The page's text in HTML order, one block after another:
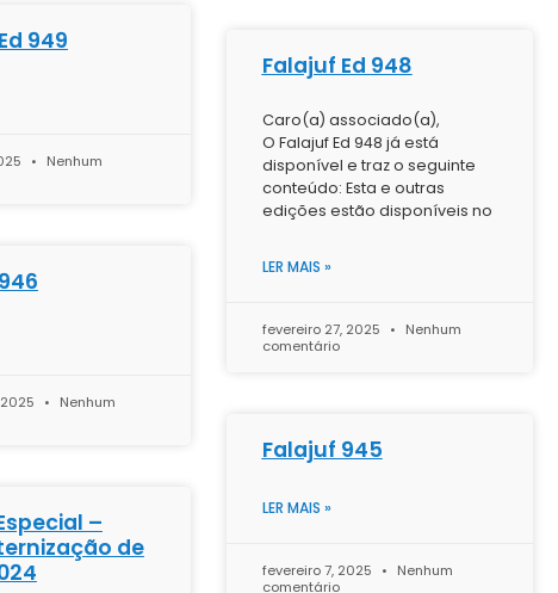
949
Nenhum
Falajuf Ed 948
Caro(a) associado(a),
O Falajuf Ed 948 já está
disponível e traz o seguinte
conteúdo: Esta e outras
edições estão disponíveis no
LER MAIS »
fevereiro 27, 2025
Nenhum
comentário
Nenhum
Falajuf 945
LER MAIS »
fevereiro 7, 2025
Nenhum
comentário
–
de